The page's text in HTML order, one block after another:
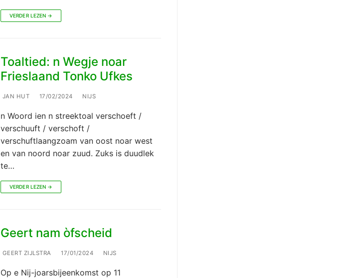
VERDER LEZEN →
Toaltied: n Wegje noar
Frieslaand Tonko Ufkes
JAN HUT 17/02/2024 NIJS
n Woord ien n streektoal verschoeft /
verschuuft / verschoft /
verschuftlaangzoam van oost noar west
en van noord noar zuud. Zuks is duudlek
te…
VERDER LEZEN →
Geert nam òfscheid
GEERT ZIJLSTRA 17/01/2024 NIJS
Op e Nij-joarsbijeenkomst op 11